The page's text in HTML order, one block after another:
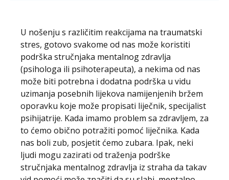
U nošenju s različitim reakcijama na traumatski
stres, gotovo svakome od nas može koristiti
podrška stručnjaka mentalnog zdravlja
(psihologa ili psihoterapeuta), a nekima od nas
može biti potrebna i dodatna podrška u vidu
uzimanja posebnih lijekova namijenjenih bržem
oporavku koje može propisati liječnik, specijalist
psihijatrije. Kada imamo problem sa zdravljem, za
to ćemo obično potražiti pomoć liječnika. Kada
nas boli zub, posjetit ćemo zubara. Ipak, neki
ljudi mogu zazirati od traženja podrške
stručnjaka mentalnog zdravlja iz straha da takav